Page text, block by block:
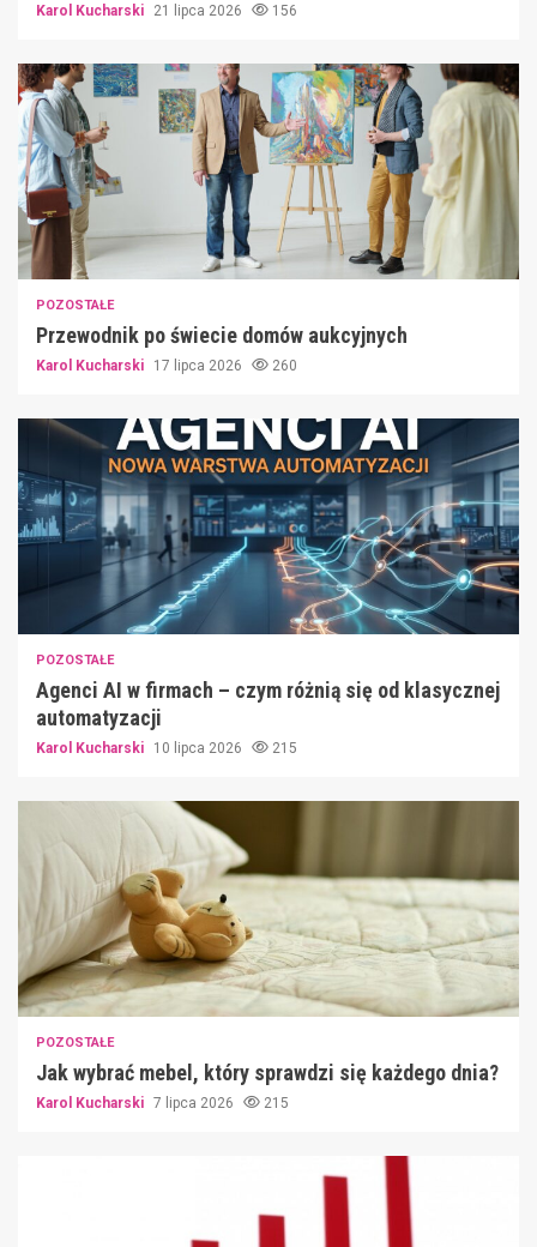
Karol Kucharski 21 lipca 2026 156
POZOSTAŁE
Przewodnik po świecie domów aukcyjnych
Karol Kucharski 17 lipca 2026 260
POZOSTAŁE
Agenci AI w firmach – czym różnią się od klasycznej
automatyzacji
Karol Kucharski 10 lipca 2026 215
POZOSTAŁE
Jak wybrać mebel, który sprawdzi się każdego dnia?
Karol Kucharski 7 lipca 2026 215